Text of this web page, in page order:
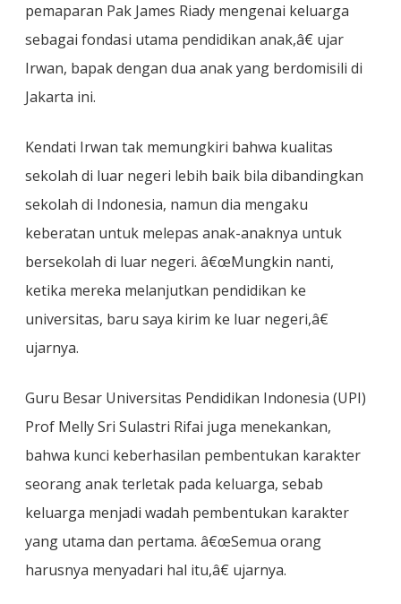
pemaparan Pak James Riady mengenai keluarga
sebagai fondasi utama pendidikan anak,â€ ujar
Irwan, bapak dengan dua anak yang berdomisili di
Jakarta ini.
Kendati Irwan tak memungkiri bahwa kualitas
sekolah di luar negeri lebih baik bila dibandingkan
sekolah di Indonesia, namun dia mengaku
keberatan untuk melepas anak-anaknya untuk
bersekolah di luar negeri. â€œMungkin nanti,
ketika mereka melanjutkan pendidikan ke
universitas, baru saya kirim ke luar negeri,â€
ujarnya.
Guru Besar Universitas Pendidikan Indonesia (UPI)
Prof Melly Sri Sulastri Rifai juga menekankan,
bahwa kunci keberhasilan pembentukan karakter
seorang anak terletak pada keluarga, sebab
keluarga menjadi wadah pembentukan karakter
yang utama dan pertama. â€œSemua orang
harusnya menyadari hal itu,â€ ujarnya.